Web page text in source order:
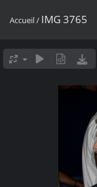
Accueil/ IMG 3765